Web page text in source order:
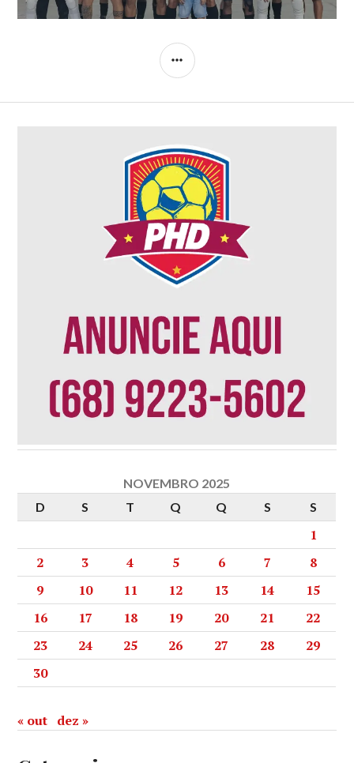
NOVEMBRO 2025
D
S T Q Q S S
1
2
3 4 5 6 7
8
9
10 11 12 13 14
15
16
17 18 19 20 21
22
23
24 25 26 27 28
29
30
« out dez »